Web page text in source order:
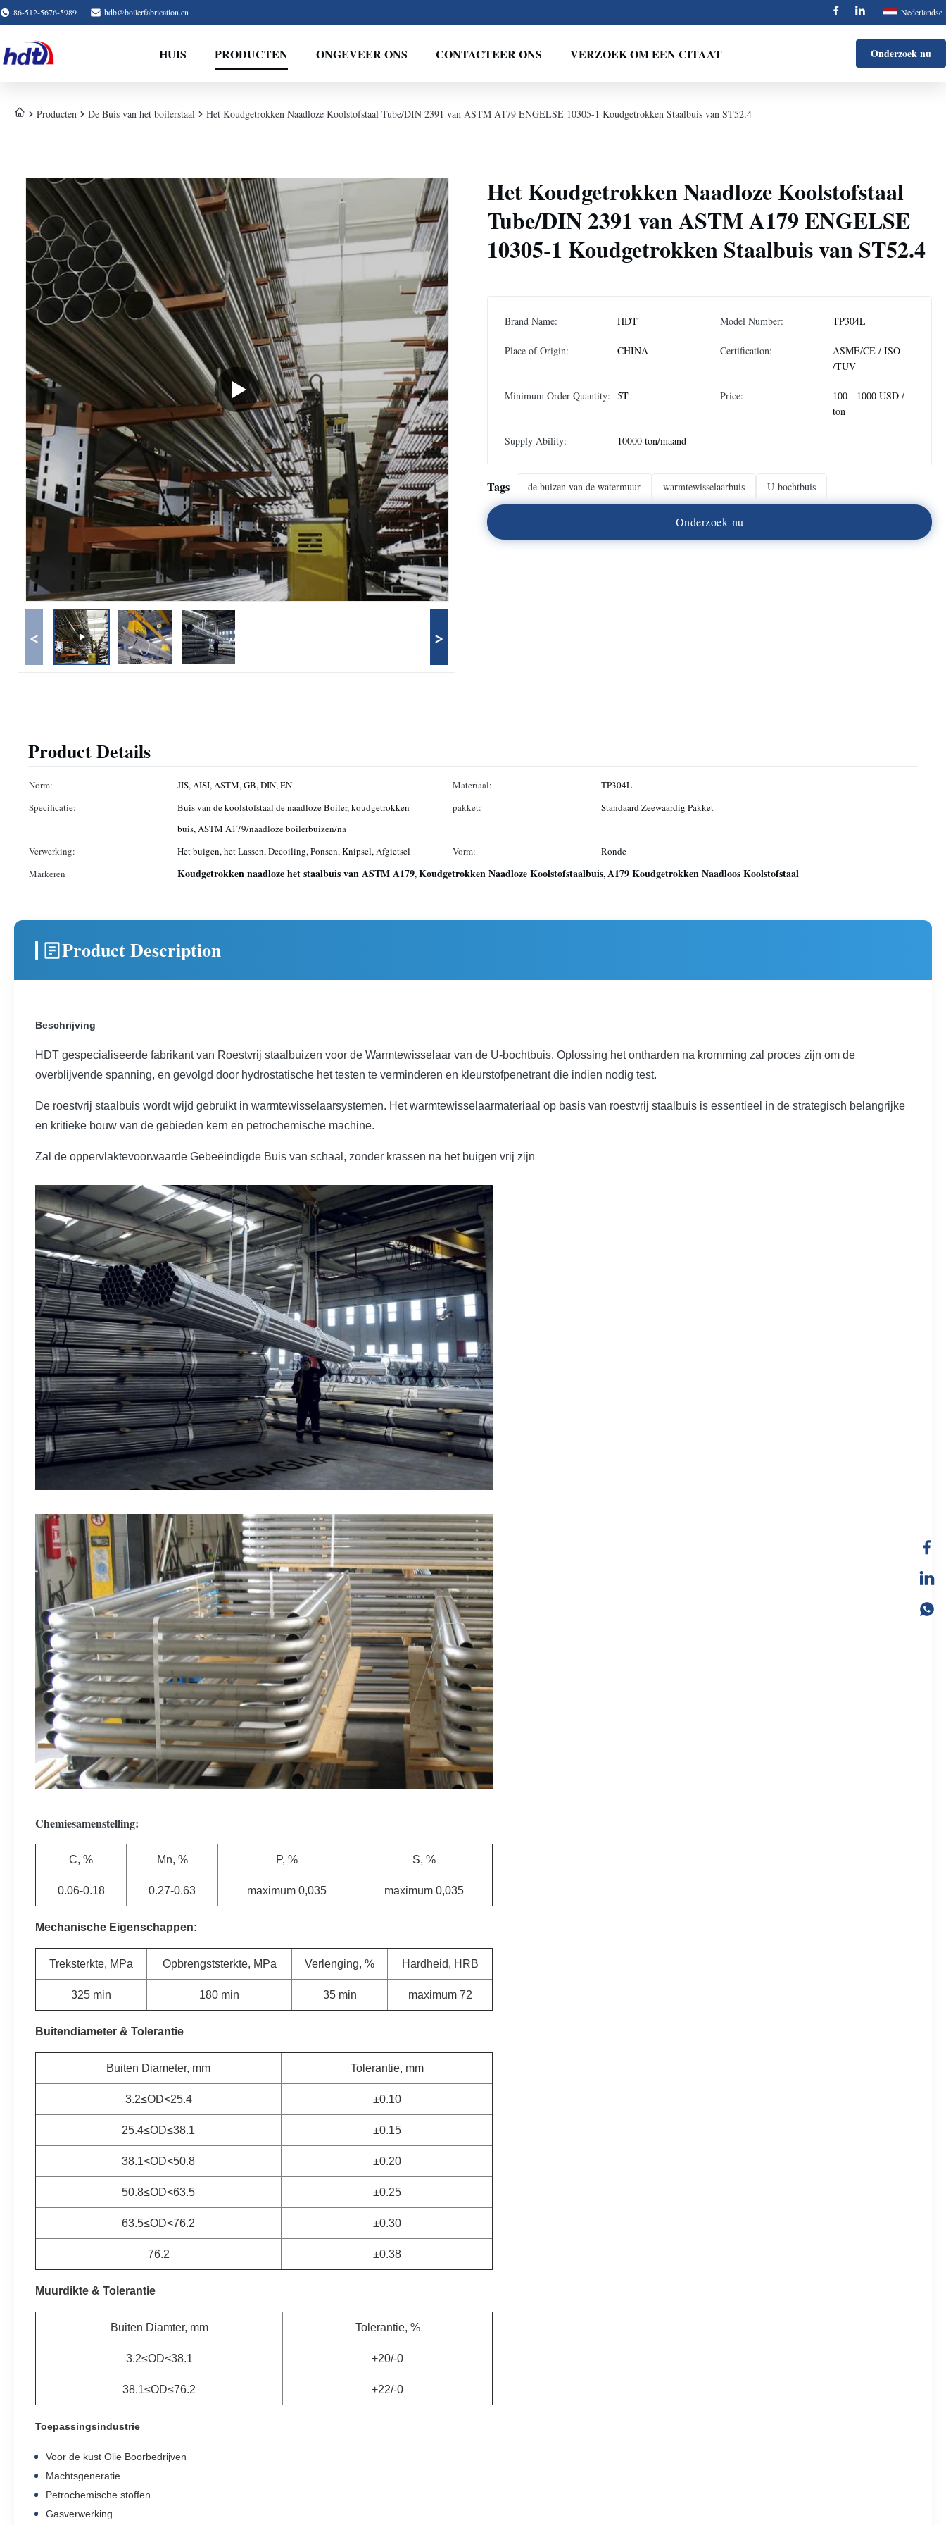
86-512-5676-5989 hdb@boilerfabrication.cn Nederlandse
HUIS PRODUCTEN ONGEVEER ONS CONTACTEER ONS VERZOEK OM EEN CITAAT Onderzoek nu
Producten De Buis van het boilerstaal Het Koudgetrokken Naadloze Koolstofstaal Tube/DIN 2391 van ASTM A179 ENGELSE 10305-1 Koudgetrokken Staalbuis van ST52.4
< >
Het Koudgetrokken Naadloze Koolstofstaal
Tube/DIN 2391 van ASTM A179 ENGELSE
10305-1 Koudgetrokken Staalbuis van ST52.4
Brand Name: HDT Model Number: TP304L
Place of Origin: CHINA Certification:
ASME/CE / ISO
/TUV
Minimum Order Quantity: 5T Price:
100 - 1000 USD /
ton
Supply Ability: 10000 ton/maand
Tags de buizen van de watermuur warmtewisselaarbuis U-bochtbuis
Onderzoek nu
Product Details
Norm: JIS, AISI, ASTM, GB, DIN, EN Materiaal:
TP304L
Specificatie:
Buis van de koolstofstaal de naadloze Boiler, koudgetrokken
buis, ASTM A179/naadloze boilerbuizen/na
pakket: Standaard Zeewaardig Pakket
Verwerking: Het buigen, het Lassen, Decoiling, Ponsen, Knipsel, Afgietsel Vorm:
Ronde
Markeren
Koudgetrokken naadloze het staalbuis van ASTM A179,Koudgetrokken Naadloze Koolstofstaalbuis,A179 Koudgetrokken Naadloos Koolstofstaal
Product Description
Beschrijving
HDT gespecialiseerde fabrikant van Roestvrij staalbuizen voor de Warmtewisselaar van de U-bochtbuis. Oplossing het ontharden na kromming zal proces zijn om de
overblijvende spanning, en gevolgd door hydrostatische het testen te verminderen en kleurstofpenetrant die indien nodig test.
De roestvrij staalbuis wordt wijd gebruikt in warmtewisselaarsystemen. Het warmtewisselaarmateriaal op basis van roestvrij staalbuis is essentieel in de strategisch belangrijke
en kritieke bouw van de gebieden kern en petrochemische machine.
Zal de oppervlaktevoorwaarde Gebeëindigde Buis van schaal, zonder krassen na het buigen vrij zijn
Chemiesamenstelling:
C, % Mn, % P, % S, %
0.06-0.18 0.27-0.63 maximum 0,035 maximum 0,035
Mechanische Eigenschappen:
Treksterkte, MPa Opbrengststerkte, MPa Verlenging, % Hardheid, HRB
325 min 180 min 35 min maximum 72
Buitendiameter & Tolerantie
Buiten Diameter, mm Tolerantie, mm
3.2≤OD<25.4 ±0.10
25.4≤OD≤38.1 ±0.15
38.1<OD<50.8 ±0.20
50.8≤OD<63.5 ±0.25
63.5≤OD<76.2 ±0.30
76.2 ±0.38
Muurdikte & Tolerantie
Buiten Diamter, mm Tolerantie, %
3.2≤OD<38.1 +20/-0
38.1≤OD≤76.2 +22/-0
Toepassingsindustrie
Voor de kust Olie Boorbedrijven
Machtsgeneratie
Petrochemische stoffen
Gasverwerking